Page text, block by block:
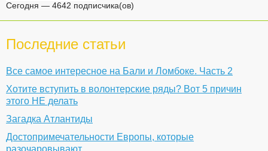
Сегодня — 4642 подписчика(ов)
Последние статьи
Все самое интересное на Бали и Ломбоке. Часть 2
Хотите вступить в волонтерские ряды? Вот 5 причин
этого НЕ делать
Загадка Атлантиды
Достопримечательности Европы, которые
разочаровывают